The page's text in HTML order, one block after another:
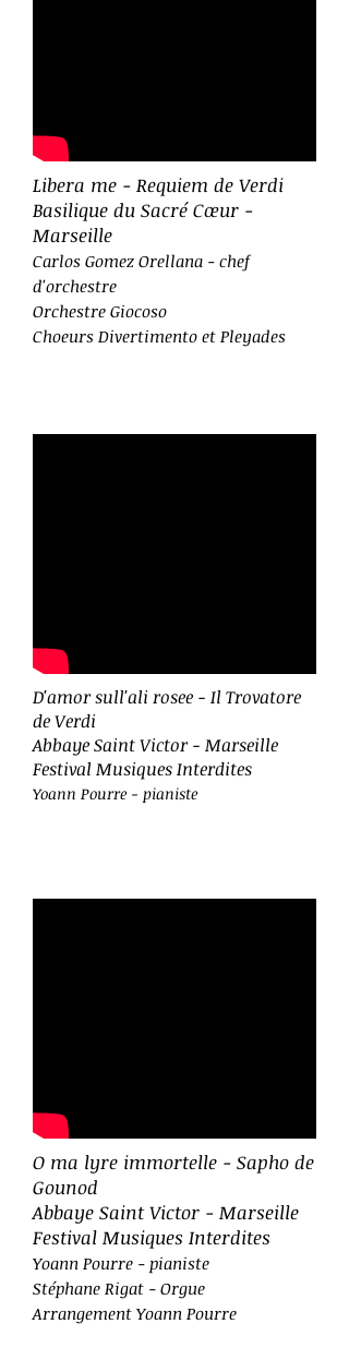
Libera me - Requiem de Verdi
Basilique du Sacré Cœur -
Marseille
Carlos Gomez Orellana - chef
d'orchestre
Orchestre Giocoso
Choeurs Divertimento et Pleyades
D'amor sull'ali rosee - Il Trovatore
de Verdi
Abbaye Saint Victor - Marseille
Festival Musiques Interdites
Yoann Pourre - pianiste
O ma lyre immortelle - Sapho de
Gounod
Abbaye Saint Victor - Marseille
Festival Musiques Interdites
Yoann Pourre - pianiste
Stéphane Rigat - Orgue
Arrangement Yoann Pourre